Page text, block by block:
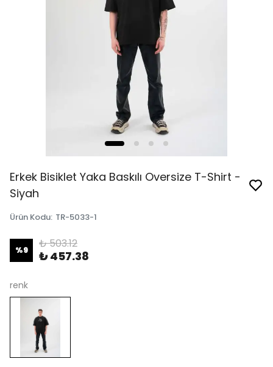
Erkek Bisiklet Yaka Baskılı Oversize T-Shirt -
Siyah
Ürün Kodu: TR-5033-1
%9 ₺ 503.12
₺ 457.38
renk